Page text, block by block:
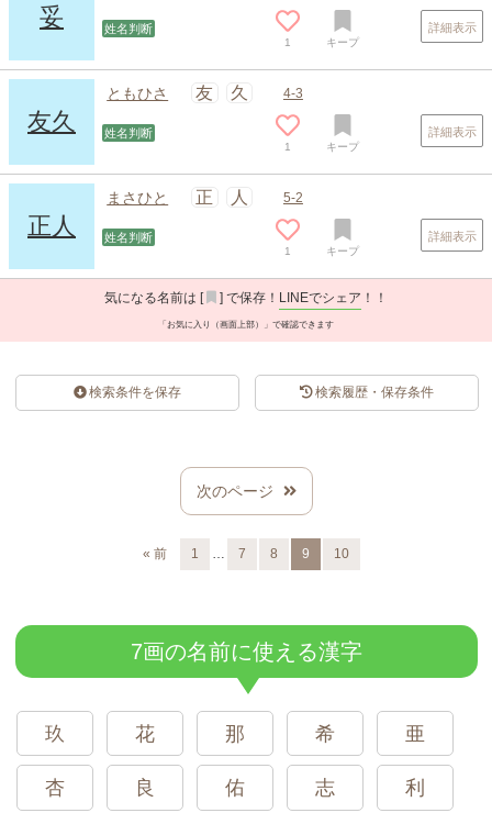
妥 姓名判断
1 キープ
詳細表示
友久
ともひさ 友 久 4-3
姓名判断
1 キープ
詳細表示
正人
まさひと 正 人 5-2
姓名判断
1 キープ
詳細表示
気になる名前は [ ] で保存！ LINEでシェア ！！
「お気に入り（画面上部）」で確認できます
検索条件を保存 検索履歴・保存条件
次のページ
« 前 1 … 7 8 9 10
7画の名前に使える漢字
玖 花 那 希 亜
杏 良 佑 志 利